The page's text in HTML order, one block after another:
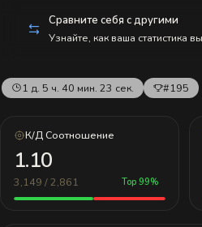
Сравните себя с другими
Узнайте, как ваша статистика
1 д. 5 ч. 40 мин. 23 сек. #195
К/Д Соотношение
1.10
3,149 / 2,861 Top 99%